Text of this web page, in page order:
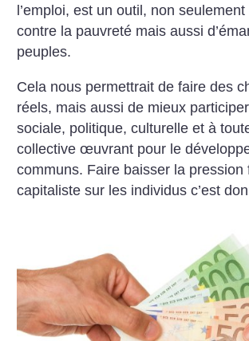
l’emploi, est un outil, non
contre la pauvreté mais aussi
peuples.
Cela nous permettrait de faire des
réels, mais aussi de mieux
sociale, politique, culturelle et à
collective œuvrant pour le
communs. Faire baisser la pression
capitaliste sur les individus c’est